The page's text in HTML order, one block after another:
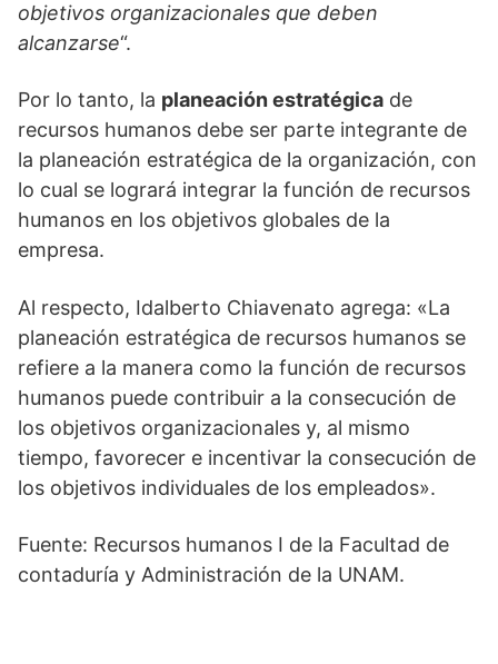
objetivos organizacionales que deben
alcanzarse“.
Por lo tanto, la planeación estratégica de
recursos humanos debe ser parte integrante de
la planeación estratégica de la organización, con
lo cual se logrará integrar la función de recursos
humanos en los objetivos globales de la
empresa.
Al respecto, Idalberto Chiavenato agrega: «La
planeación estratégica de recursos humanos se
refiere a la manera como la función de recursos
humanos puede contribuir a la consecución de
los objetivos organizacionales y, al mismo
tiempo, favorecer e incentivar la consecución de
los objetivos individuales de los empleados».
Fuente: Recursos humanos I de la Facultad de
contaduría y Administración de la UNAM.